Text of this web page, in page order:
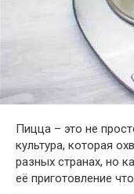
Пицца – это не
культура, которая
разных странах, но
её приготовление